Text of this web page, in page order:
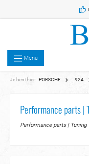
Menu
Je bent hier: PORSCHE 924
Performance parts |
Performance parts | Tuning